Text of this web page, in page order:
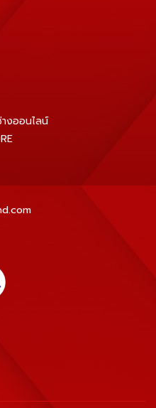
งออนไลน์